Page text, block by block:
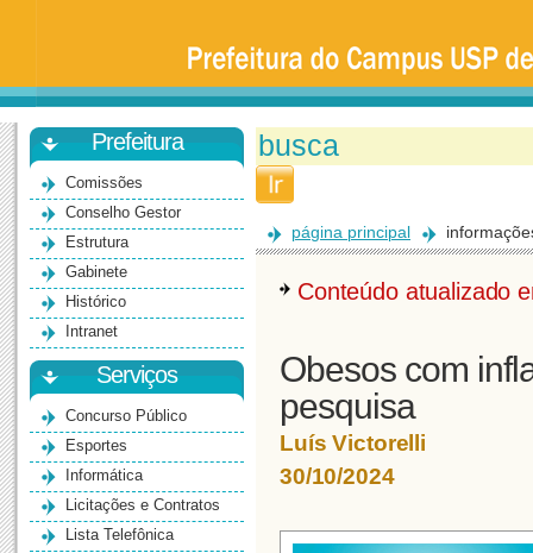
Universidade
São
Paulo
-
BauruPrefeitura
Comissões
Conselho Gestor
Estrutura
Gabinete
Histórico
Intranet
Serviços
Concurso Público
Esportes
Informática
Licitações e Contratos
Lista Telefônica
página principal
Conteúdo atualizado
Obesos com
pesquisa
Luís Victorelli
30/10/2024